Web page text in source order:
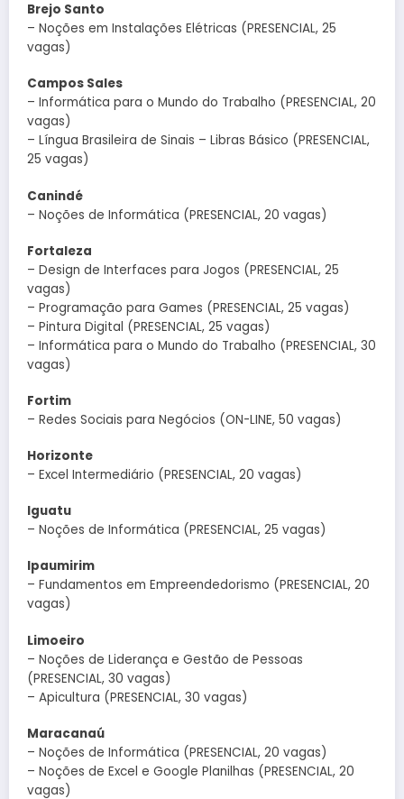
Brejo Santo
– Noções em Instalações Elétricas (PRESENCIAL, 25
vagas)
Campos Sales
– Informática para o Mundo do Trabalho (PRESENCIAL, 20
vagas)
– Língua Brasileira de Sinais – Libras Básico (PRESENCIAL,
25 vagas)
Canindé
– Noções de Informática (PRESENCIAL, 20 vagas)
Fortaleza
– Design de Interfaces para Jogos (PRESENCIAL, 25
vagas)
– Programação para Games (PRESENCIAL, 25 vagas)
– Pintura Digital (PRESENCIAL, 25 vagas)
– Informática para o Mundo do Trabalho (PRESENCIAL, 30
vagas)
Fortim
– Redes Sociais para Negócios (ON-LINE, 50 vagas)
Horizonte
– Excel Intermediário (PRESENCIAL, 20 vagas)
Iguatu
– Noções de Informática (PRESENCIAL, 25 vagas)
Ipaumirim
– Fundamentos em Empreendedorismo (PRESENCIAL, 20
vagas)
Limoeiro
– Noções de Liderança e Gestão de Pessoas
(PRESENCIAL, 30 vagas)
– Apicultura (PRESENCIAL, 30 vagas)
Maracanaú
– Noções de Informática (PRESENCIAL, 20 vagas)
– Noções de Excel e Google Planilhas (PRESENCIAL, 20
vagas)